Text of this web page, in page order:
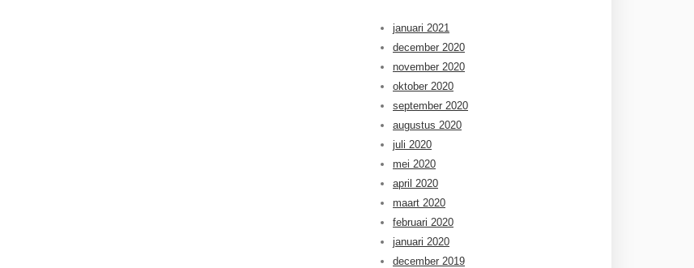
januari 2021
december 2020
november 2020
oktober 2020
september 2020
augustus 2020
juli 2020
mei 2020
april 2020
maart 2020
februari 2020
januari 2020
december 2019